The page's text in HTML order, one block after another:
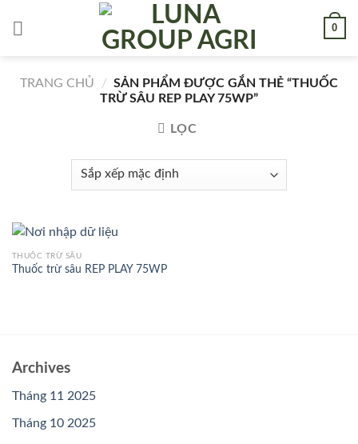
0
TRANG CHỦ / SẢN PHẨM ĐƯỢC GẮN THẺ “THUỐC
TRỪ SÂU REP PLAY 75WP”
LỌC
THUỐC TRỪ SÂU
Thuốc trừ sâu REP PLAY 75WP
Archives
Tháng 11 2025
Tháng 10 2025